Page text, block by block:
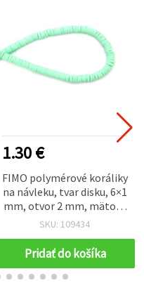
1.30 €
FIMO polymérové koráliky
na návleku, tvar disku, 6×1
mm, otvor 2 mm, mätová
farba, ~320 ks
SKU: 109434
Pridať do košíka